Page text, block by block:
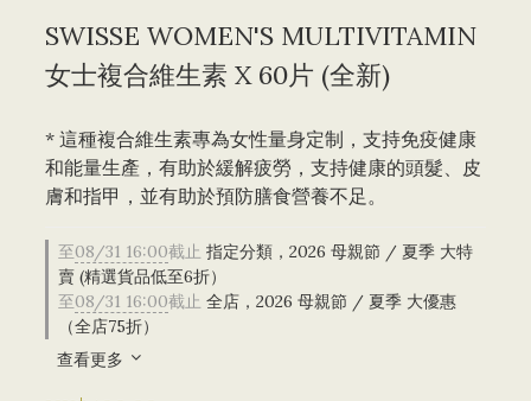
SWISSE WOMEN'S MULTIVITAMIN
女士複合維生素 X 60片 (全新)
* 這種複合維生素專為女性量身定制，支持免疫健康
和能量生產，有助於緩解疲勞，支持健康的頭髮、皮
膚和指甲，並有助於預防膳食營養不足。
至08/31 16:00截止 指定分類，2026 母親節 / 夏季 大特
賣 (精選貨品低至6折）
至08/31 16:00截止 全店，2026 母親節 / 夏季 大優惠
（全店75折）
查看更多